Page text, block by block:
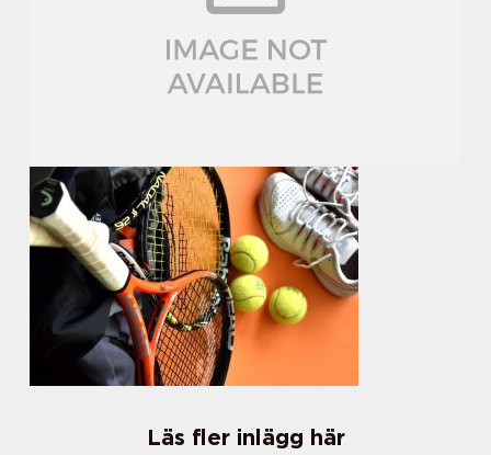
Läs fler inlägg här